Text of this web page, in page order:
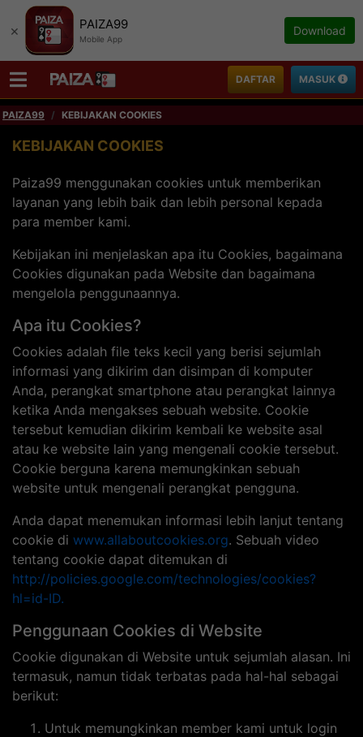
× PAIZA99
Mobile App
Download
DAFTAR MASUK
PAIZA99 KEBIJAKAN COOKIES
KEBIJAKAN COOKIES
Paiza99 menggunakan cookies untuk memberikan
layanan yang lebih baik dan lebih personal kepada
para member kami.
Kebijakan ini menjelaskan apa itu Cookies, bagaimana
Cookies digunakan pada Website dan bagaimana
mengelola penggunaannya.
Apa itu Cookies?
Cookies adalah file teks kecil yang berisi sejumlah
informasi yang dikirim dan disimpan di komputer
Anda, perangkat smartphone atau perangkat lainnya
ketika Anda mengakses sebuah website. Cookie
tersebut kemudian dikirim kembali ke website asal
atau ke website lain yang mengenali cookie tersebut.
Cookie berguna karena memungkinkan sebuah
website untuk mengenali perangkat pengguna.
Anda dapat menemukan informasi lebih lanjut tentang
cookie di www.allaboutcookies.org. Sebuah video
tentang cookie dapat ditemukan di
http://policies.google.com/technologies/cookies?
hl=id-ID.
Penggunaan Cookies di Website
Cookie digunakan di Website untuk sejumlah alasan. Ini
termasuk, namun tidak terbatas pada hal-hal sebagai
berikut:
Untuk memungkinkan member kami untuk login